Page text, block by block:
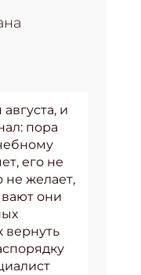
и
пора
его не
не желает,
они
вернуть